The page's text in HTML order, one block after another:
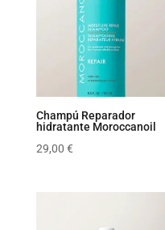
Champú Reparador
hidratante Moroccanoil
29,00 €